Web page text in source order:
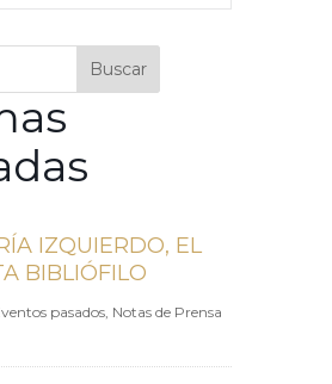
Buscar
IZQUIERDO, EL
BIBLIÓFILO
pasados, Notas de Prensa